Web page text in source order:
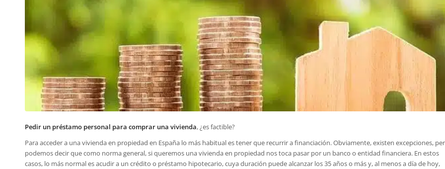
Pedir un préstamo personal para comprar una vivienda, ¿es factible?
Para acceder a una vivienda en propiedad en España lo más habitual es tener que recurrir a financiación. Obviamente, existen excepciones,
podemos decir que como norma general, si queremos una vivienda en propiedad nos toca pasar por un banco o entidad financiera. En estos
casos, lo más normal es acudir a un crédito o préstamo hipotecario, cuya duración puede alcanzar los 35 años o más y, al menos a día de hoy,